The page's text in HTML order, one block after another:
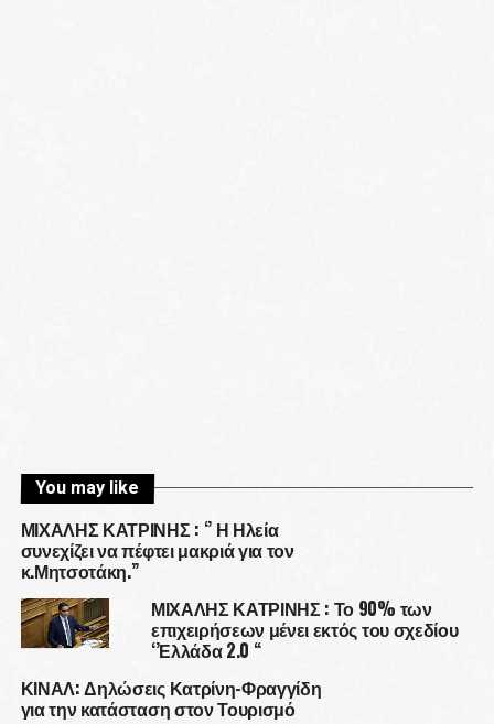
You may like
ΜΙΧΑΛΗΣ ΚΑΤΡΙΝΗΣ : ‘’ Η Ηλεία
συνεχίζει να πέφτει μακριά για τον
κ.Μητσοτάκη.’’
ΜΙΧΑΛΗΣ ΚΑΤΡΙΝΗΣ : Το 90% των
επιχειρήσεων μένει εκτός του σχεδίου
‘’Ελλάδα 2.0 “
ΚΙΝΑΛ: Δηλώσεις Κατρίνη-Φραγγίδη
για την κατάσταση στον Τουρισμό